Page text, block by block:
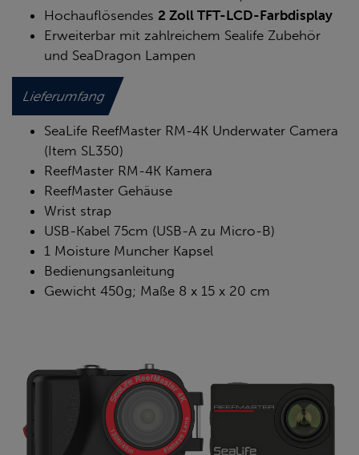
Hochauflösendes 2 Zoll TFT-LCD-Farbdisplay
Erweiterbar mit zahlreichem Sealife Zubehör
und SeaDragon Lampen
Lieferumfang
SeaLife ReefMaster RM-4K Underwater Camera
(Item SL350)
ReefMaster RM-4K Kamera
ReefMaster Gehäuse
Wrist strap
USB-Kabel 75cm (USB-A zu Micro-B)
1 Moisture Muncher Kapsel
Bedienungsanleitung
Gewicht 450g; Maße 8 x 15 x 20 cm